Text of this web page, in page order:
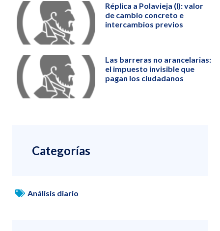
Réplica a Polavieja (I): valor
de cambio concreto e
intercambios previos
Las barreras no arancelarias:
el impuesto invisible que
pagan los ciudadanos
Categorías
Análisis diario